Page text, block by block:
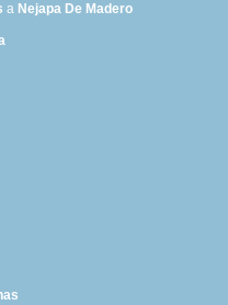
a Nejapa De Madero